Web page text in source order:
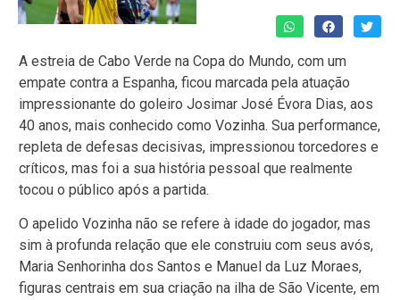
A estreia de Cabo Verde na Copa do Mundo, com um
empate contra a Espanha, ficou marcada pela atuação
impressionante do goleiro Josimar José Évora Dias, aos
40 anos, mais conhecido como Vozinha. Sua performance,
repleta de defesas decisivas, impressionou torcedores e
críticos, mas foi a sua história pessoal que realmente
tocou o público após a partida.
O apelido Vozinha não se refere à idade do jogador, mas
sim à profunda relação que ele construiu com seus avós,
Maria Senhorinha dos Santos e Manuel da Luz Moraes,
figuras centrais em sua criação na ilha de São Vicente, em